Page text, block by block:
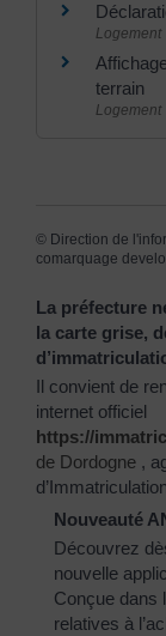
Logement
terrain
Logement
© Direction de
comarquage
La préfecture
la carte grise,
Il convient de
internet officiel
https://
de Dordogne ,
Nouveauté
Découvrez
nouvelle
Conçue dans
relatives à